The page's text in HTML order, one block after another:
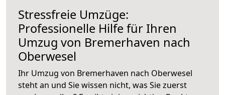
Stressfreie Umzüge:
Professionelle Hilfe für Ihren
Umzug von Bremerhaven nach
Oberwesel
Ihr Umzug von Bremerhaven nach Oberwesel
steht an und Sie wissen nicht, was Sie zuerst